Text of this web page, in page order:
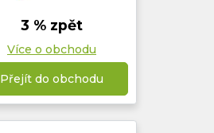
3 % zpět
Více o obchodu
Přejít do obchodu